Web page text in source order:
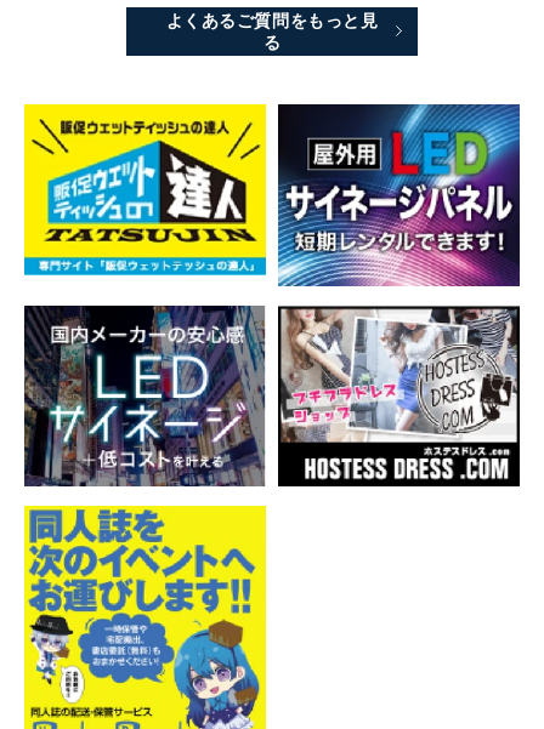
よくあるご質問をもっと見
る